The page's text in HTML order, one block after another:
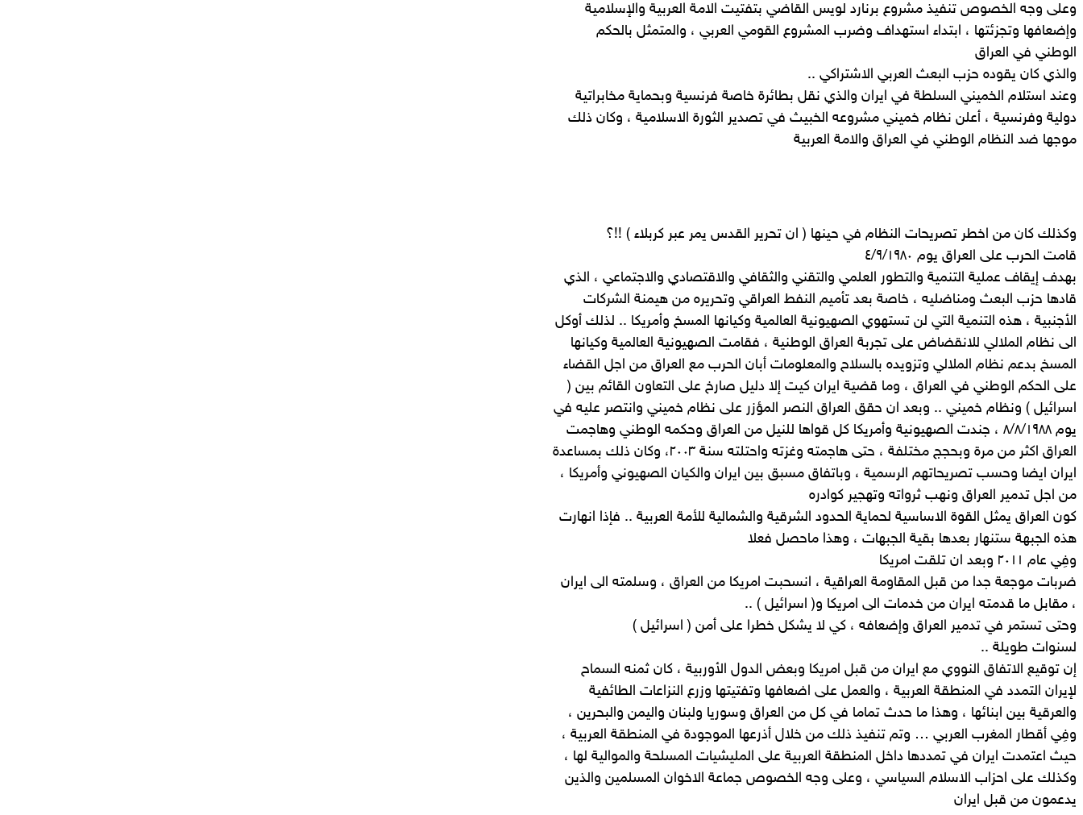
وعلى وجه الخصوص تنفيذ مشروع برنارد لويس القاضي بتفتيت الامة العربية والإسلامية
وإضعافها وتجزئتها ، ابتداء استهداف وضرب المشروع القومي العربي ، والمتمثل بالحكم
الوطني في العراق
والذي كان يقوده حزب البعث العربي الاشتراكي ..
وعند استلام الخميني السلطة في ايران والذي نقل بطائرة خاصة فرنسية وبحماية مخابراتية
دولية وفرنسية ، أعلن نظام خميني مشروعه الخبيث في تصدير الثورة الاسلامية ، وكان ذلك
موجها ضد النظام الوطني في العراق والامة العربية
وكذلك كان من اخطر تصريحات النظام في حينها ( ان تحرير القدس يمر عبر كربلاء ) !!؟
قامت الحرب على العراق يوم ٤/٩/١٩٨٠
بهدف إيقاف عملية التنمية والتطور العلمي والتقني والثقافي والاقتصادي والاجتماعي ، الذي
قادها حزب البعث ومناضليه ، خاصة بعد تأميم النفط العراقي وتحريره من هيمنة الشركات
الأجنبية ، هذه التنمية التي لن تستهوي الصهيونية العالمية وكيانها المسخ وأمريكا .. لذلك أوكل
الى نظام الملالي للانقضاض على تجربة العراق الوطنية ، فقامت الصهيونية العالمية وكيانها
المسخ بدعم نظام الملالي وتزويده بالسلاح والمعلومات أبان الحرب مع العراق من اجل القضاء
على الحكم الوطني في العراق ، وما قضية ايران كيت إلا دليل صارخ على التعاون القائم بين (
اسرائيل ) ونظام خميني .. وبعد ان حقق العراق النصر المؤزر على نظام خميني وانتصر عليه في
يوم ٨/٨/١٩٨٨ ، جندت الصهيونية وأمريكا كل قواها للنيل من العراق وحكمه الوطني وهاجمت
العراق اكثر من مرة وبحجج مختلفة ، حتى هاجمته وغزته واحتلته سنة ٢٠٠٣، وكان ذلك بمساعدة
ايران ايضا وحسب تصريحاتهم الرسمية ، وباتفاق مسبق بين ايران والكيان الصهيوني وأمريكا ،
من اجل تدمير العراق ونهب ثرواته وتهجير كوادره
كون العراق يمثل القوة الاساسية لحماية الحدود الشرقية والشمالية للأمة العربية .. فإذا انهارت
هذه الجبهة ستنهار بعدها بقية الجبهات ، وهذا ماحصل فعلا
وفِي عام ٢٠١١ وبعد ان تلقت امريكا
ضربات موجعة جدا من قبل المقاومة العراقية ، انسحبت امريكا من العراق ، وسلمته الى ايران
، مقابل ما قدمته ايران من خدمات الى امريكا و( اسرائيل ) ..
وحتى تستمر في تدمير العراق وإضعافه ، كي لا يشكل خطرا على أمن ( اسرائيل )
لسنوات طويلة ..
إن توقيع الاتفاق النووي مع ايران من قبل امريكا وبعض الدول الأوربية ، كان ثمنه السماح
لإيران التمدد في المنطقة العربية ، والعمل على اضعافها وتفتيتها وزرع النزاعات الطائفية
والعرقية بين ابنائها ، وهذا ما حدث تماما في كل من العراق وسوريا ولبنان واليمن والبحرين ،
وفِي أقطار المغرب العربي … وتم تنفيذ ذلك من خلال أذرعها الموجودة في المنطقة العربية ،
حيث اعتمدت ايران في تمددها داخل المنطقة العربية على المليشيات المسلحة والموالية لها ،
وكذلك على احزاب الاسلام السياسي ، وعلى وجه الخصوص جماعة الاخوان المسلمين والذين
يدعمون من قبل ايران